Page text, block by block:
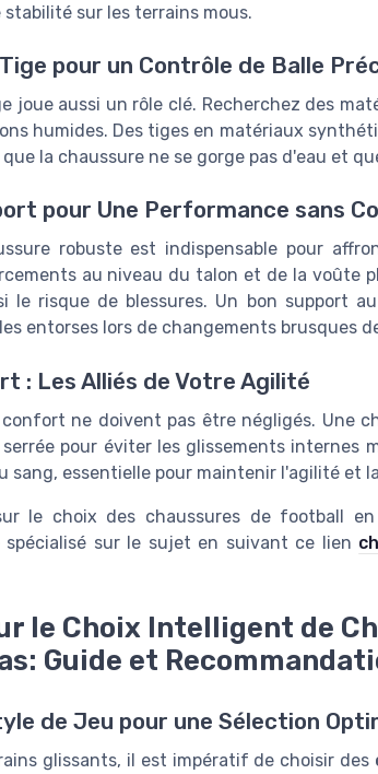
sur les terrains mous.
pour un Contrôle de Balle
joue aussi un rôle clé. Recherchez des
humides. Des tiges en matériaux
la chaussure ne se gorge pas d'eau et
pour Une Performance sans
robuste est indispensable pour
au niveau du talon et de la voûte
le risque de blessures. Un bon support
entorses lors de changements brusques
: Les Alliés de Votre Agilité
ne doivent pas être négligés. Une
pour éviter les glissements internes
sang, essentielle pour maintenir l'agilité et
le choix des chaussures de football
sur le sujet en suivant ce lien
le Choix Intelligent de
Guide et
de Jeu pour une Sélection
glissants, il est impératif de choisir des